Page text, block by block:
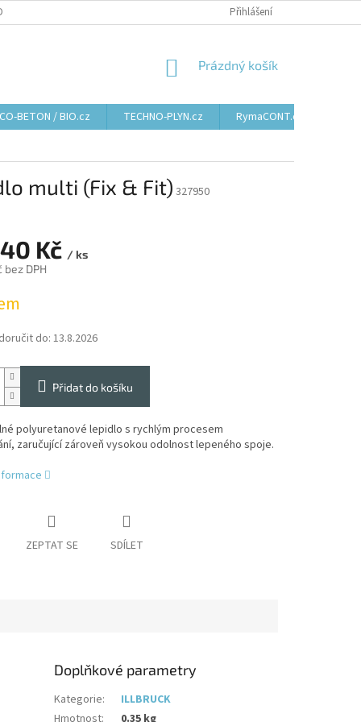
Přihlášení
NÁKUPNÍ
Prázdný košík
BETON / BIO.cz TECHNO-PLYN.cz
RymaCONT.cz
multi (Fix & Fit) 327950
Kč / ks
bez DPH
do: 13.8.2026
Přidat do košíku
polyuretanové lepidlo s rychlým procesem
zaručující zároveň vysokou odolnost lepeného spoje.
ZEPTAT SE SDÍLET
Doplňkové parametry
Kategorie:
ILLBRUCK